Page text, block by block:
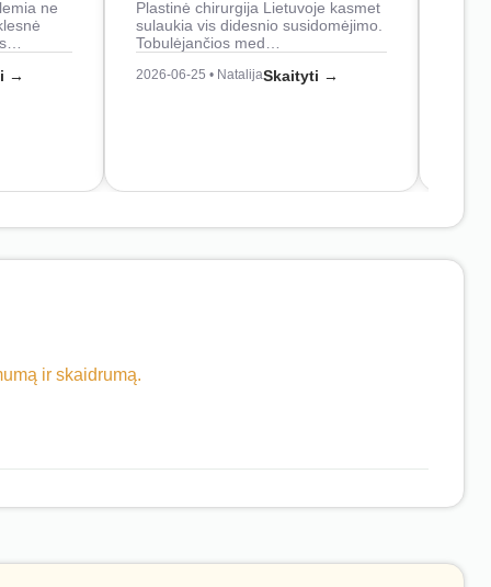
ne
→
Plastinė chirurgija Lietuvoje kasmet
sulaukia vis didesnio susidomėjimo.
Tobulėjančios med…
2026-06-25 • NatalijaSkaityti →
ir skaidrumą.